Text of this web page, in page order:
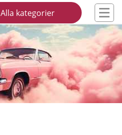
Alla kategorier